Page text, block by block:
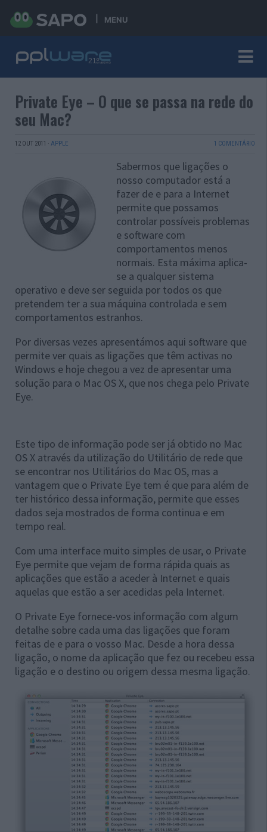
MENU
Private Eye – O que se passa na rede do
seu Mac?
12 OUT 2011 · APPLE 1 COMENTÁRIO
Sabermos que ligações o
nosso computador está a
fazer de e para a Internet
permite que possamos
controlar possíveis problemas
e software com
comportamentos menos
normais. Esta máxima aplica-
se a qualquer sistema
operativo e deve ser seguida por todos os que
pretendem ter a sua máquina controlada e sem
comportamentos estranhos.
Por diversas vezes apresentámos aqui software que
permite ver quais as ligações que têm activas no
Windows e hoje chegou a vez de apresentar uma
solução para o Mac OS X, que nos chega pelo Private
Eye.
Este tipo de informação pode ser já obtido no Mac
OS X através da utilização do Utilitário de rede que
se encontrar nos Utilitários do Mac OS, mas a
vantagem que o Private Eye tem é que para além de
ter histórico dessa informação, permite que esses
dados seja mostrados de forma continua e em
tempo real.
Com uma interface muito simples de usar, o Private
Eye permite que vejam de forma rápida quais as
aplicações que estão a aceder à Internet e quais
aquelas que estão a ser acedidas pela Internet.
O Private Eye fornece-vos informação com algum
detalhe sobre cada uma das ligações que foram
feitas de e para o vosso Mac. Desde a hora dessa
ligação, o nome da aplicação que fez ou recebeu essa
ligação e o destino ou origem dessa mesma ligação.